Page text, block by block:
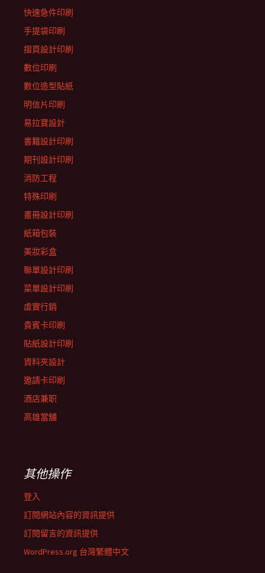
快速急件印刷
手提袋印刷
摺頁設計印刷
數位印刷
數位造型貼紙
明信片印刷
易拉寶設計
書籍設計印刷
期刊設計印刷
消防工程
特殊印刷
畫冊設計印刷
紙箱包裝
美妝彩盒
聯單設計印刷
菜單設計印刷
虛實行銷
貴賓卡印刷
貼紙設計印刷
資料夾設計
邀請卡印刷
酒店兼职
高雄當舖
其他操作
登入
訂閱網站內容的資訊提供
訂閱留言的資訊提供
WordPress.org 台灣繁體中文